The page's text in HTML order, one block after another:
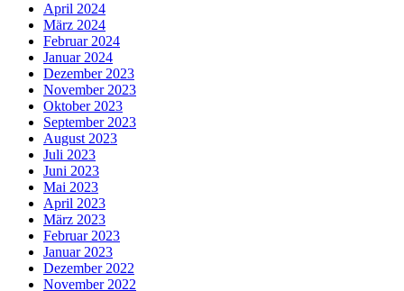
April 2024
März 2024
Februar 2024
Januar 2024
Dezember 2023
November 2023
Oktober 2023
September 2023
August 2023
Juli 2023
Juni 2023
Mai 2023
April 2023
März 2023
Februar 2023
Januar 2023
Dezember 2022
November 2022